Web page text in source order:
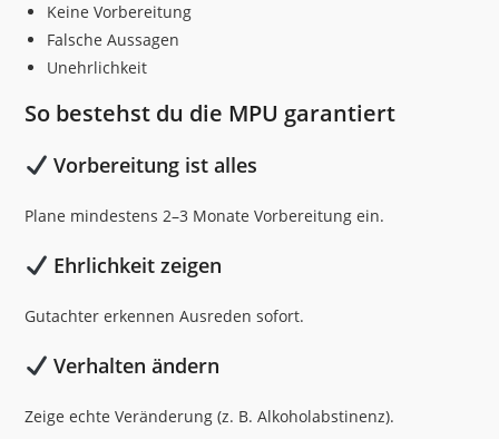
Keine Vorbereitung
Falsche Aussagen
Unehrlichkeit
So bestehst du die MPU garantiert
Vorbereitung ist alles
Plane mindestens 2–3 Monate Vorbereitung ein.
Ehrlichkeit zeigen
Gutachter erkennen Ausreden sofort.
Verhalten ändern
Zeige echte Veränderung (z. B. Alkoholabstinenz).